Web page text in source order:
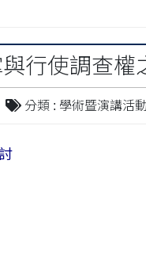
行使調查權
分類 : 學術暨演講活動